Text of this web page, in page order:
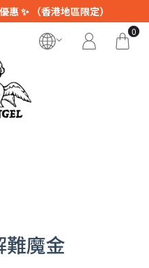
惠 ✨ （香港地區限定）
0
難魔金